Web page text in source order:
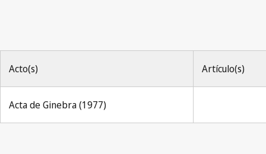
Acto(s) Artículo(s)
Acta de Ginebra (1977)